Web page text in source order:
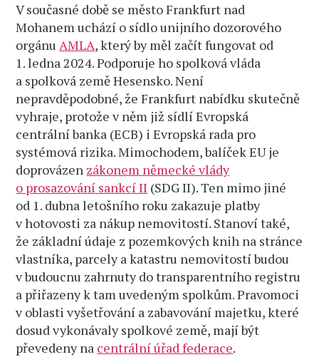
V současné době se město Frankfurt nad
Mohanem uchází o sídlo unijního dozorového
orgánuAMLA, který by měl začít fungovat od
1. ledna 2024. Podporuje ho spolková vláda
a spolková země Hesensko. Není
nepravděpodobné, že Frankfurt nabídku skutečně
vyhraje, protože v něm již sídlí Evropská
centrální banka (ECB) i Evropská rada pro
systémová rizika. Mimochodem, balíček EU je
doprovázen zákonem německé vlády
o prosazování sankcí II (SDG II). Ten mimo jiné
od 1. dubna letošního roku zakazuje platby
v hotovosti za nákup nemovitostí. Stanoví také,
že základní údaje z pozemkových knih na stránce
vlastníka, parcely a katastru nemovitostí budou
v budoucnu zahrnuty do transparentního registru
a přiřazeny k tam uvedeným spolkům. Pravomoci
v oblasti vyšetřování a zabavování majetku, které
dosud vykonávaly spolkové země, mají být
převedeny na centrální úřad federace.